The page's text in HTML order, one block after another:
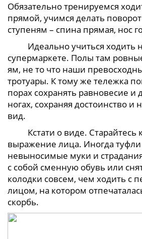
Обязательно тренируемся
прямой, учимся делать
ступеням – спина прямая, нос
Идеально учиться ходить
супермаркете. Полы там
ям, не то что наши
тротуары. К тому же тележка
порах сохранять равновесие и
ногах, сохраняя достоинство
вид.
Кстати о виде. Старайтесь
выражение лица. Иногда
невыносимые муки и
с собой сменную обувь или
колодки совсем, чем ходить с
лицом, на котором
скорбь.